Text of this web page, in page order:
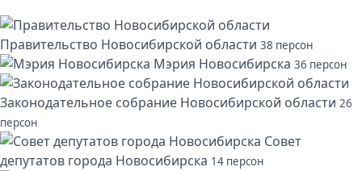
Правительство Новосибирской области 38 персон
Мэрия Новосибирска 36 персон
Законодательное собрание Новосибирской области 26
персон
Совет
депутатов города Новосибирска 14 персон